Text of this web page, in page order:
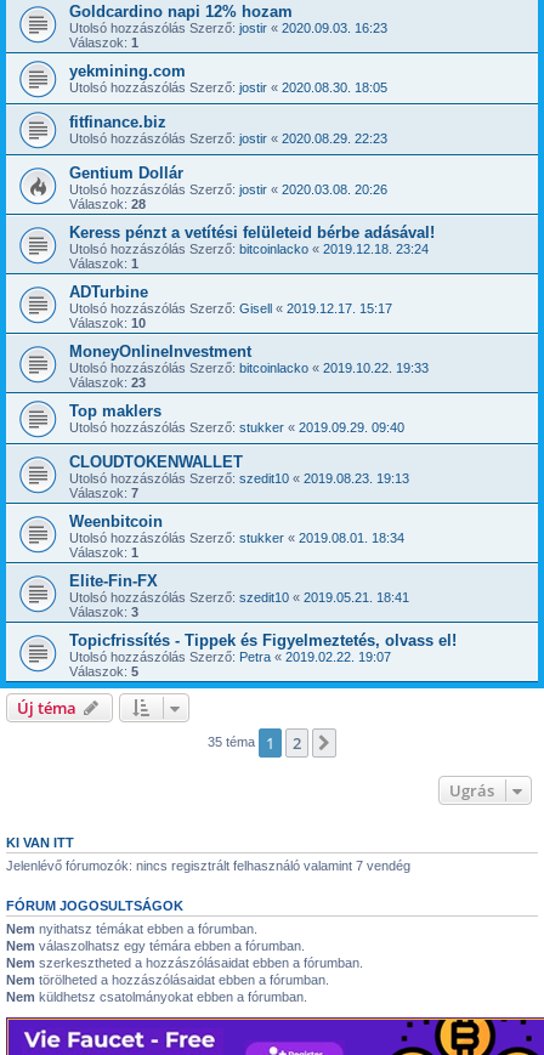
Goldcardino napi 12% hozam
Utolsó hozzászólás Szerző: jostir « 2020.09.03. 16:23
Válaszok: 1
yekmining.com
Utolsó hozzászólás Szerző: jostir « 2020.08.30. 18:05
fitfinance.biz
Utolsó hozzászólás Szerző: jostir « 2020.08.29. 22:23
Gentium Dollár
Utolsó hozzászólás Szerző: jostir « 2020.03.08. 20:26
Válaszok: 28
Keress pénzt a vetítési felületeid bérbe adásával!
Utolsó hozzászólás Szerző: bitcoinlacko « 2019.12.18. 23:24
Válaszok: 1
ADTurbine
Utolsó hozzászólás Szerző: Gisell « 2019.12.17. 15:17
Válaszok: 10
MoneyOnlineInvestment
Utolsó hozzászólás Szerző: bitcoinlacko « 2019.10.22. 19:33
Válaszok: 23
Top maklers
Utolsó hozzászólás Szerző: stukker « 2019.09.29. 09:40
CLOUDTOKENWALLET
Utolsó hozzászólás Szerző: szedit10 « 2019.08.23. 19:13
Válaszok: 7
Weenbitcoin
Utolsó hozzászólás Szerző: stukker « 2019.08.01. 18:34
Válaszok: 1
Elite-Fin-FX
Utolsó hozzászólás Szerző: szedit10 « 2019.05.21. 18:41
Válaszok: 3
Topicfrissítés - Tippek és Figyelmeztetés, olvass el!
Utolsó hozzászólás Szerző: Petra « 2019.02.22. 19:07
Válaszok: 5
Új téma
35 téma 1 2
Ugrás
KI VAN ITT
Jelenlévő fórumozók: nincs regisztrált felhasználó valamint 7 vendég
FÓRUM JOGOSULTSÁGOK
Nem nyithatsz témákat ebben a fórumban.
Nem válaszolhatsz egy témára ebben a fórumban.
Nem szerkesztheted a hozzászólásaidat ebben a fórumban.
Nem törölheted a hozzászólásaidat ebben a fórumban.
Nem küldhetsz csatolmányokat ebben a fórumban.